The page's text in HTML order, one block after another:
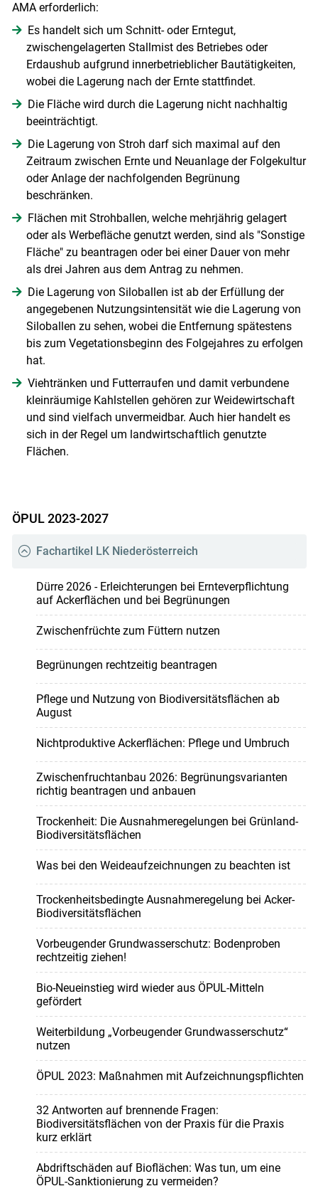
AMA erforderlich:
Es handelt sich um Schnitt- oder Erntegut,
zwischengelagerten Stallmist des Betriebes oder
Erdaushub aufgrund innerbetrieblicher Bautätigkeiten,
wobei die Lagerung nach der Ernte stattfindet.
Die Fläche wird durch die Lagerung nicht nachhaltig
beeinträchtigt.
Die Lagerung von Stroh darf sich maximal auf den
Zeitraum zwischen Ernte und Neuanlage der Folgekultur
oder Anlage der nachfolgenden Begrünung
beschränken.
Flächen mit Strohballen, welche mehrjährig gelagert
oder als Werbefläche genutzt werden, sind als "Sonstige
Fläche" zu beantragen oder bei einer Dauer von mehr
als drei Jahren aus dem Antrag zu nehmen.
Die Lagerung von Siloballen ist ab der Erfüllung der
angegebenen Nutzungsintensität wie die Lagerung von
Siloballen zu sehen, wobei die Entfernung spätestens
bis zum Vegetationsbeginn des Folgejahres zu erfolgen
hat.
Viehtränken und Futterraufen und damit verbundene
kleinräumige Kahlstellen gehören zur Weidewirtschaft
und sind vielfach unvermeidbar. Auch hier handelt es
sich in der Regel um landwirtschaftlich genutzte
Flächen.
ÖPUL 2023-2027
Fachartikel LK Niederösterreich
Dürre 2026 - Erleichterungen bei Ernteverpflichtung
auf Ackerflächen und bei Begrünungen
Zwischenfrüchte zum Füttern nutzen
Begrünungen rechtzeitig beantragen
Pflege und Nutzung von Biodiversitätsflächen ab
August
Nichtproduktive Ackerflächen: Pflege und Umbruch
Zwischenfruchtanbau 2026: Begrünungsvarianten
richtig beantragen und anbauen
Trockenheit: Die Ausnahmeregelungen bei Grünland-
Biodiversitätsflächen
Was bei den Weideaufzeichnungen zu beachten ist
Trockenheitsbedingte Ausnahmeregelung bei Acker-
Biodiversitätsflächen
Vorbeugender Grundwasserschutz: Bodenproben
rechtzeitig ziehen!
Bio-Neueinstieg wird wieder aus ÖPUL-Mitteln
gefördert
Weiterbildung „Vorbeugender Grundwasserschutz“
nutzen
ÖPUL 2023: Maßnahmen mit Aufzeichnungspflichten
32 Antworten auf brennende Fragen:
Biodiversitätsflächen von der Praxis für die Praxis
kurz erklärt
Abdriftschäden auf Bioflächen: Was tun, um eine
ÖPUL-Sanktionierung zu vermeiden?